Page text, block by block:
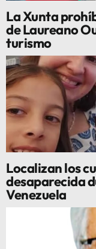
La Xunta
de Laureano
turismo
Localizan los
desaparecida
Venezuela